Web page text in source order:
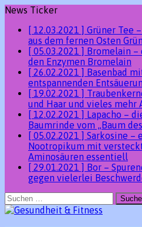
News Ticker
[ 12.03.2021 ] Grüner Tee
aus dem fernen Osten
[ 05.03.2021 ] Bromelain
den Enzymen Bromelain
[ 26.02.2021 ] Basenbad
entspannenden
[ 19.02.2021 ]
und Haar und vieles mehr
[ 12.02.2021 ] Lapacho –
Baumrinde vom „Baum
[ 05.02.2021 ] Sarkosine –
Nootropikum mit
Aminosäuren essentiell
[ 29.01.2021 ] Bor –
gegen vielerlei
Suchen
nach: